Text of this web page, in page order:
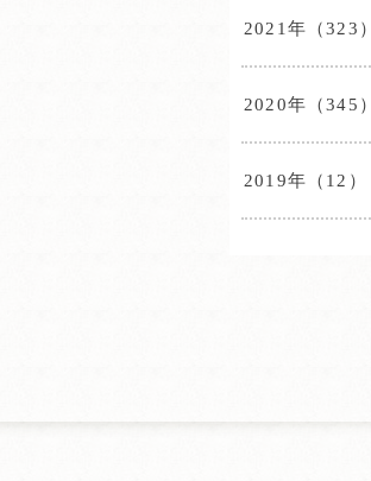
2021年（323）
2020年（345）
2019年（12）